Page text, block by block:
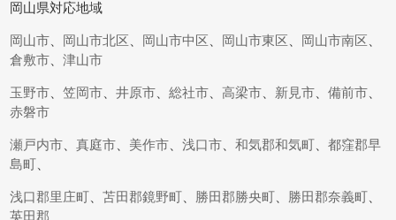
岡山県対応地域
岡山市、 岡山市北区 、 岡山市中区 、 岡山市東区 、 岡山市南区 、
倉敷市、津山市
玉野市、笠岡市、井原市、総社市、高梁市、 新見市、備前市、
赤磐市
瀬戸内市、真庭市、 美作市、浅口市、和気郡和気町、都窪郡早
島町、
浅口郡里庄町、苫田郡鏡野町、 勝田郡勝央町、 勝田郡奈義町、
英田郡